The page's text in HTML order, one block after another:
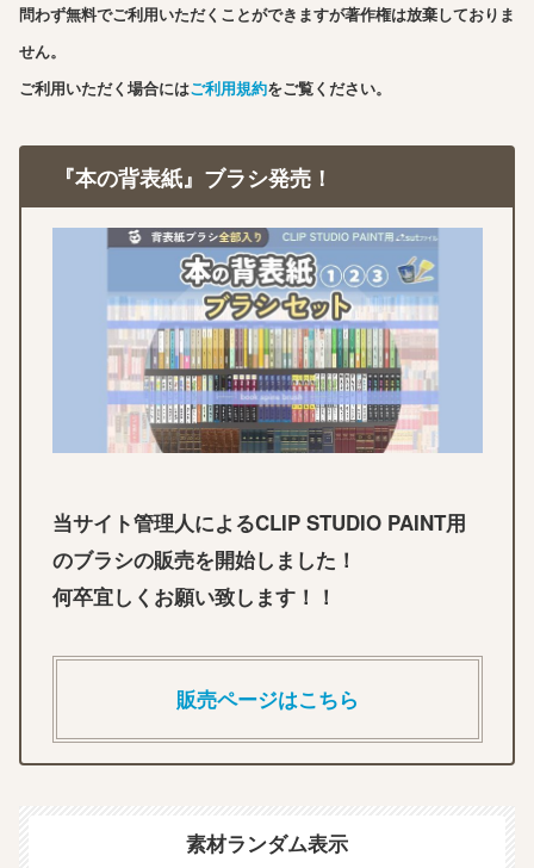
問わず無料でご利用いただくことができますが著作権は放棄しておりま
せん。
ご利用いただく場合にはご利用規約をご覧ください。
『本の背表紙』ブラシ発売！
当サイト管理人によるCLIP STUDIO PAINT用
のブラシの販売を開始しました！
何卒宜しくお願い致します！！
販売ページはこちら
素材ランダム表示